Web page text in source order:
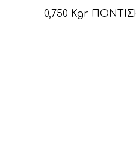
0,750 Kgr